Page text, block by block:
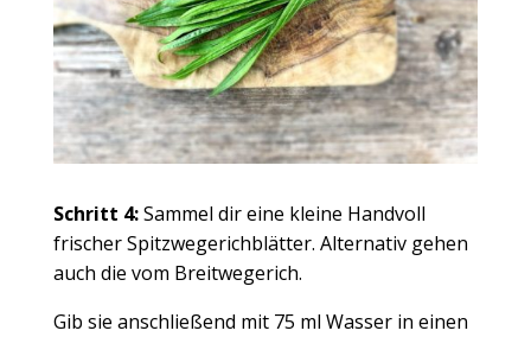
Schritt 4:Sammel dir eine kleine Handvoll
frischer Spitzwegerichblätter. Alternativ gehen
auch die vom Breitwegerich.
Gib sie anschließend mit 75 ml Wasser in einen